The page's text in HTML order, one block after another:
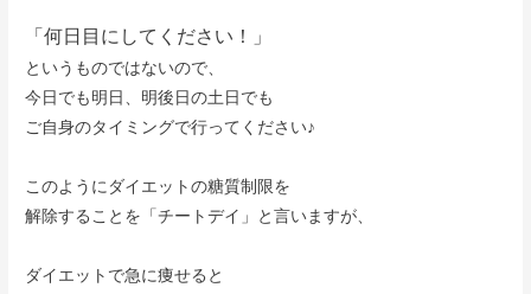
「何日目にしてください！」
というものではないので、
今日でも明日、明後日の土日でも
ご自身のタイミングで行ってください♪
このようにダイエットの糖質制限を
解除することを「チートデイ」と言いますが、
ダイエットで急に痩せると